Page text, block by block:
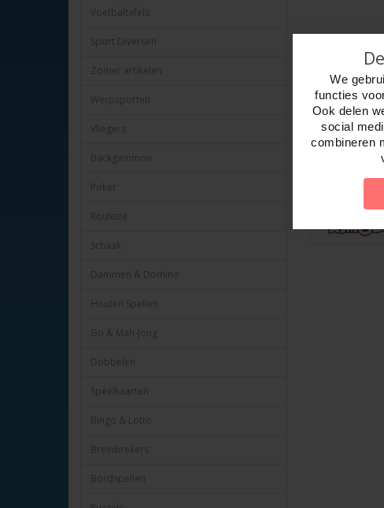
Voetbaltafels
Sport Diversen
Zomer artikelen
Werpsporten
Vliegers
Backgammon
Poker
Roulette
Schaak
Dammen & Domino
Houten Spellen
Go & Mah-Jong
Dobbelen
Speelkaarten
Bingo & Lotto
Breinbrekers
Bordspellen
Omschrijving
Dart Flights
MvGerwen
5
Verpakt op
We
functies
Ook delen
social
combineren